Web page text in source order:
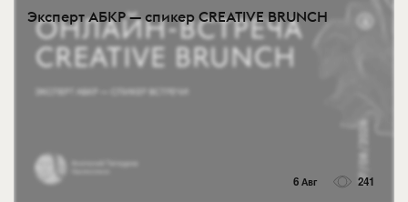
Эксперт АБКР — спикер CREATIVE BRUNCH
6 Авг 241